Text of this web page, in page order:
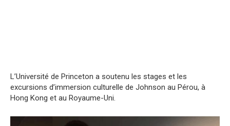
L’Université de Princeton a soutenu les stages et les
excursions d’immersion culturelle de Johnson au Pérou, à
Hong Kong et au Royaume-Uni.